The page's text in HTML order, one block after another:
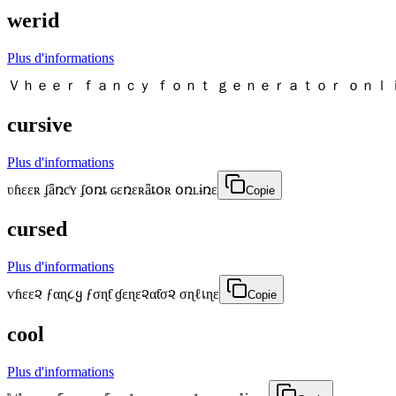
werid
Plus d'informations
Ｖｈｅｅｒ ｆａｎｃｙ ｆｏｎｔ ｇｅｎｅｒａｔｏｒ ｏｎｌ
cursive
Plus d'informations
ʋɦɛɛʀ ʄǟռƈʏ ʄօռȶ ɢɛռɛʀǟȶօʀ օռʟɨռɛ
Copie
cursed
Plus d'informations
ѵɦεε૨ ƒαɳ૮ყ ƒσɳƭ ɠεɳε૨αƭσ૨ σɳℓเɳε
Copie
cool
Plus d'informations